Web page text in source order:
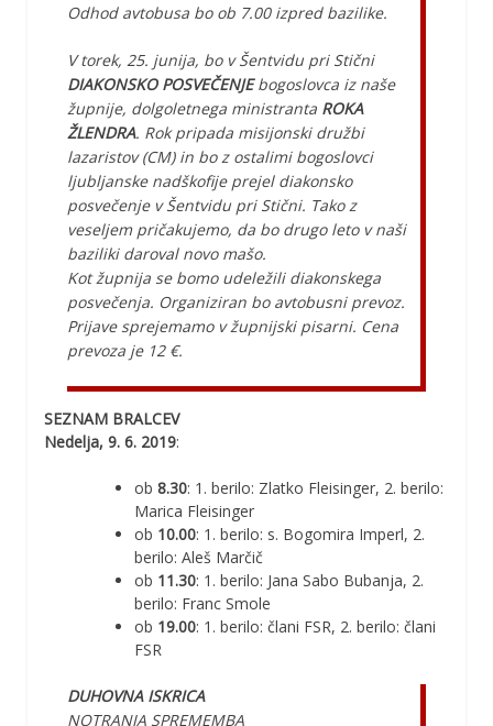
Odhod avtobusa bo ob 7.00 izpred bazilike.
V torek, 25. junija, bo v Šentvidu pri Stični
DIAKONSKO POSVEČENJEbogoslovca iz naše
župnije, dolgoletnega ministranta ROKA
ŽLENDRA. Rok pripada misijonski družbi
lazaristov (CM) in bo z ostalimi bogoslovci
ljubljanske nadškofije prejel diakonsko
posvečenje v Šentvidu pri Stični. Tako z
veseljem pričakujemo, da bo drugo leto v naši
baziliki daroval novo mašo.
Kot župnija se bomo udeležili diakonskega
posvečenja. Organiziran bo avtobusni prevoz.
Prijave sprejemamo v župnijski pisarni. Cena
prevoza je 12 €.
SEZNAM BRALCEV
Nedelja, 9. 6. 2019:
ob 8.30: 1. berilo: Zlatko Fleisinger, 2. berilo:
Marica Fleisinger
ob 10.00: 1. berilo: s. Bogomira Imperl, 2.
berilo: Aleš Marčič
ob 11.30: 1. berilo: Jana Sabo Bubanja, 2.
berilo: Franc Smole
ob 19.00: 1. berilo: člani FSR, 2. berilo: člani
FSR
DUHOVNA ISKRICA
NOTRANJA SPREMEMBA